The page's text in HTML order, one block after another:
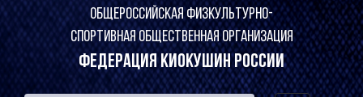
ОБЩЕРОССИЙСКАЯ ФИЗКУЛЬТУРНО-
СПОРТИВНАЯ ОБЩЕСТВЕННАЯ ОРГАНИЗАЦИЯ
ФЕДЕРАЦИЯ КИОКУШИН РОССИИ